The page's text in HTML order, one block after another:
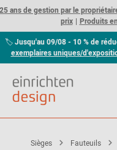
ans de gestion par le
prix
Produits
🏷Jusqu'au 09/08 - 10 % de
exemplaires uniques/
Sièges Fauteuils